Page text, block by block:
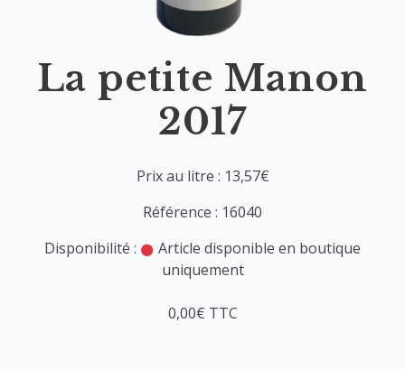
La petite Manon
2017
Prix au litre : 13,57€
Référence : 16040
Disponibilité :
Article disponible en boutique
uniquement
0,00€ TTC